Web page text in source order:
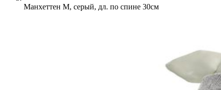
Манхеттен М, серый, дл. по спине 30см